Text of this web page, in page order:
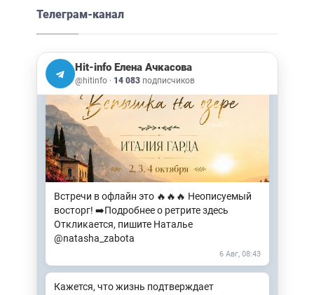
Телеграм-канал
Hit-info Елена Ачкасова
@hitinfo · 14 083подписчиков
➡️Самая незаметная мысль не та, которая
приходит. А та, которая никогда не
воспринимается как мысль: «Это
происходит со мной».
Встречи в офлайн это 🔥🔥🔥 Неописуемый
восторг! ➡️Подробнее о ретрите здесь
Откликается, пишите Наталье
@natasha_zabota
6 Авг, 08:43
Кажется, что жизнь подтверждает